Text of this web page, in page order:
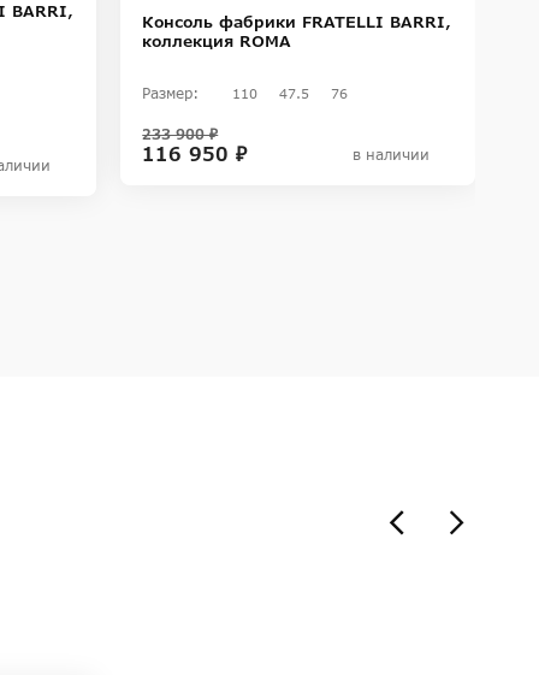
BARRI,
Консоль фабрики FRATELLI BARRI,
коллекция ROMA
Размер: 110 47.5 76
116 950 ₽
233 900 ₽
в наличии